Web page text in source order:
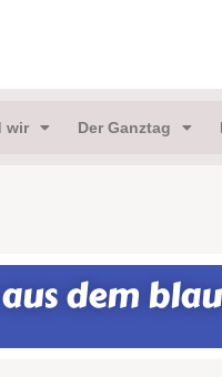
wir Der Ganztag
dem